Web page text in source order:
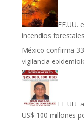
EE.UU.
incendios
México confirma
vigilancia
EE.UU.
US$ 100 millones